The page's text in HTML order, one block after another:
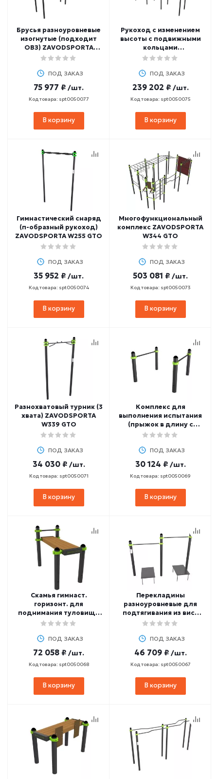
Брусья разноуровневые
изогнутые (подходит
ОВЗ) ZAVODSPORTA
W260 GTO
ПОД ЗАКАЗ
75 977 ₽ /шт.
Код товара: spt0050077
В корзину
Рукоход с изменением
высоты с подвижными
кольцами
(разноуровневый)
ПОД ЗАКАЗ
239 202 ₽ /шт.
Код товара: spt0050075
В корзину
Гимнастический снаряд
(п-образный рукоход)
ZAVODSPORTA W255 GTO
ПОД ЗАКАЗ
35 952 ₽ /шт.
Код товара: spt0050074
В корзину
Многофункциональный
комплекс ZAVODSPORTA
W344 GTO
ПОД ЗАКАЗ
503 081 ₽ /шт.
Код товара: spt0050073
В корзину
Разнохватовый турник (3
хвата) ZAVODSPORTA
W339 GTO
ПОД ЗАКАЗ
34 030 ₽ /шт.
Код товара: spt0050071
В корзину
Комплекс для
выполнения испытания
(прыжок в длину с
места) ZAVODSPORTA
ПОД ЗАКАЗ
30 124 ₽ /шт.
Код товара: spt0050069
В корзину
Скамья гимнаст.
горизонт. для
поднимания туловища
из положения лежа на
W334 GTO
ПОД ЗАКАЗ
72 058 ₽ /шт.
Код товара: spt0050068
В корзину
Перекладины
разноуровневые для
подтягивания из виса
лежа на низкой
ZAVODSPORTA W333 GTO
ПОД ЗАКАЗ
46 709 ₽ /шт.
Код товара: spt0050067
В корзину